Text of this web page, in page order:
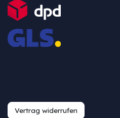
Vertrag widerrufen